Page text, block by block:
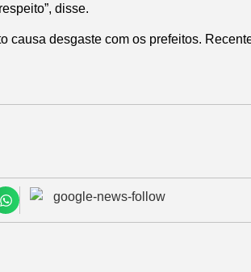
disse.
causa desgaste com os prefeitos.